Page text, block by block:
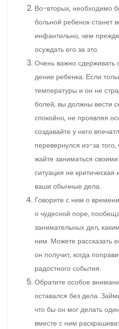
Во-вторых, необходимо
больной ребенок станет
инфантильно, чем
осуждать его за это.
Очень важно
дение ребенка. Если
темпера­туры и он не
болей, вы должны вести
спокойно, не проявляя
создавайте у него
перевернулся из-за
жайте заниматься
ситуация не
ваши обычные дела.
Говорите с ним о
о чудесной поре,
занимательных дел,
ним. Можете рассказать
он получит, когда
радостного события.
Обратите особое
оставался без дела.
что бы он мог делать
вместе с ним